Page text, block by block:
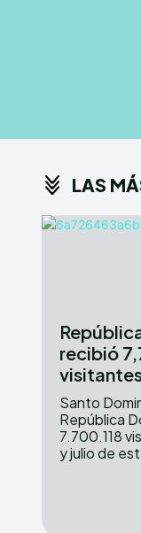
LAS
recibió
Santo
República
7.700.118
y julio de